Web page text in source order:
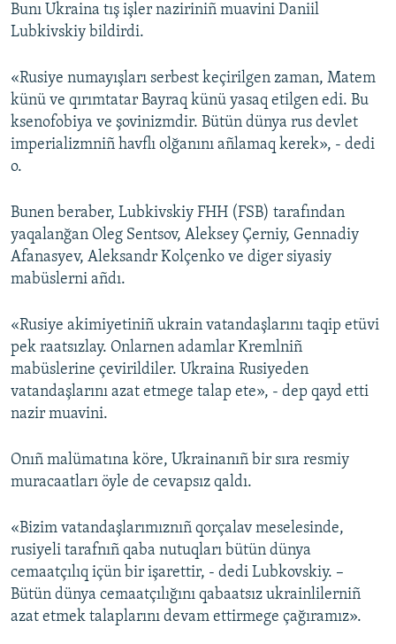
Русский
QOŞULIÑIZ!
Bunı Ukraina tış işler naziriniñ muavini Daniil
Lubkivskiy bildirdi.
«Rusiye numayışları serbest keçirilgen zaman, Matem
künü ve qırımtatar Bayraq künü yasaq etilgen edi. Bu
ksenofobiya ve şovinizmdir. Bütün dünya rus devlet
imperializmniñ havflı olğanını añlamaq kerek», - dedi
o.
Bunen beraber, Lubkivskiy FHH (FSB) tarafından
yaqalanğan Oleg Sentsov, Aleksey Çerniy, Gennadiy
Afanasyev, Aleksandr Kolçenko ve diger siyasiy
mabüslerni añdı.
«Rusiye akimiyetiniñ ukrain vatandaşlarını taqip etüvi
pek raatsızlay. Onlarnen adamlar Kremlniñ
mabüslerine çevirildiler. Ukraina Rusiyeden
vatandaşlarını azat etmege talap ete», - dep qayd etti
nazir muavini.
Onıñ malümatına köre, Ukrainanıñ bir sıra resmiy
muracaatları öyle de cevapsız qaldı.
«Bizim vatandaşlarımıznıñ qorçalav meselesinde,
rusiyeli tarafnıñ qaba nutuqları bütün dünya
cemaatçılıq içün bir işarettir, - dedi Lubkovskiy. –
Bütün dünya cemaatçılığını qabaatsız ukrainlilerniñ
azat etmek talaplarını devam ettirmege çağıramız».